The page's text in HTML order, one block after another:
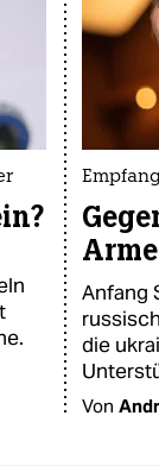
Anfang
die
Von